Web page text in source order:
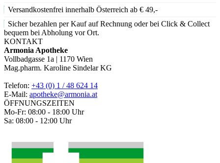
Versandkostenfrei innerhalb Österreich ab € 49,-
Sicher bezahlen per Kauf auf Rechnung oder bei Click & Collect
bequem bei Abholung vor Ort.
KONTAKT
Armonia Apotheke
Vollbadgasse 1a | 1170 Wien
Mag.pharm. Karoline Sindelar KG
Telefon: +43 (0) 1 / 48 624 14
E-Mail: apotheke@armonia.at
ÖFFNUNGSZEITEN
Mo-Fr: 08:00 - 18:00 Uhr
Sa: 08:00 - 12:00 Uhr